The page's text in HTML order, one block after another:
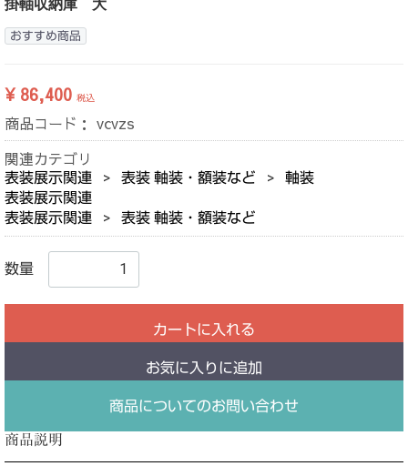
おすすめ商品
¥ 86,400 税込
商品コード： vcvzs
関連カテゴリ
表装展示関連 表装 軸装・額装など
軸装
表装展示関連
表装展示関連
表装 軸装・額装など
数量
カートに入れる
お気に入りに追加
商品についてのお問い合わせ
商品説明